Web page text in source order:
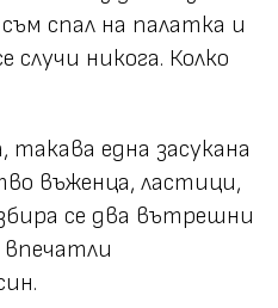
спал на палатка и
случи никога. Колко
такава една засукана
въженца, ластици,
се два вътрешни